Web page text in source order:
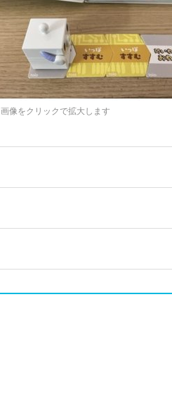
画像をクリックで拡大します